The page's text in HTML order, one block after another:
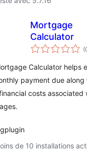
Mortgage
Calculator
Calculator helps
payment due along
costs associated
de 10 installations